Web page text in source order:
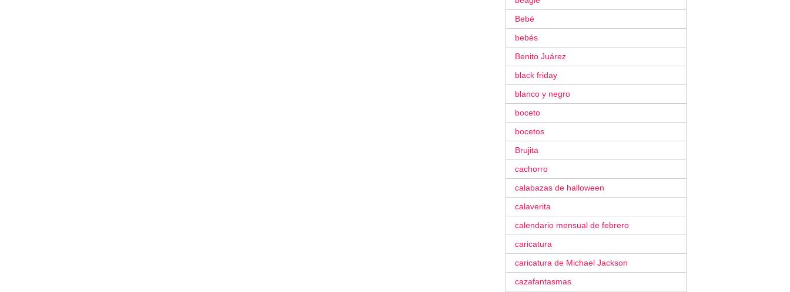
Bebé
bebés
Benito Juárez
black friday
blanco y negro
boceto
bocetos
Brujita
cachorro
calabazas de halloween
calaverita
calendario mensual de febrero
caricatura
caricatura de Michael Jackson
cazafantasmas